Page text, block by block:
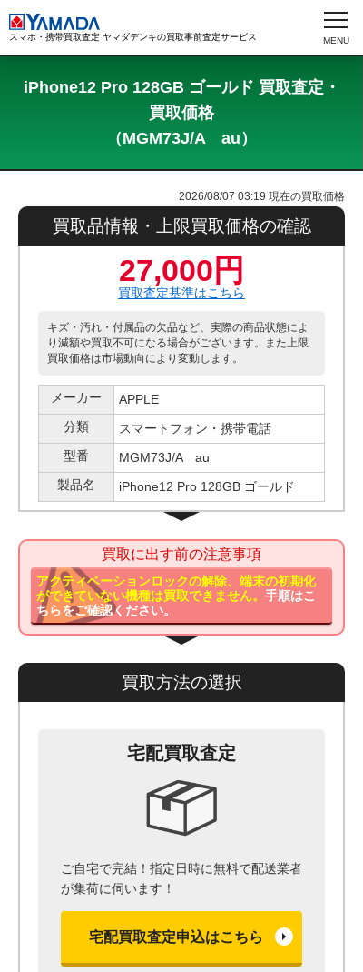
スマホ・携帯買取査定 ヤマダデンキの買取事前査定サービス
iPhone12 Pro 128GB ゴールド 買取査定・
買取価格
（MGM73J/A au）
2026/08/07 03:19 現在の買取価格
買取品情報・上限買取価格の確認
27,000円
買取査定基準はこちら
キズ・汚れ・付属品の欠品など、実際の商品状態によ
り減額や買取不可になる場合がございます。また上限
買取価格は市場動向により変動します。
メーカー
APPLE
分類
スマートフォン・携帯電話
型番
MGM73J/A au
製品名
iPhone12 Pro 128GB ゴールド
買取に出す前の注意事項
アクティベーションロックの解除、端末の初期化
ができていない機種は買取できません。手順はこ
ちらをご確認ください。
買取方法の選択
宅配買取査定
ご自宅で完結！指定日時に無料で配送業者
が集荷に伺います！
宅配買取査定申込はこちら